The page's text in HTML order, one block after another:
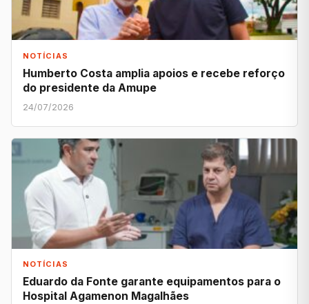
NOTÍCIAS
Humberto Costa amplia apoios e recebe reforço
do presidente da Amupe
24/07/2026
NOTÍCIAS
Eduardo da Fonte garante equipamentos para o
Hospital Agamenon Magalhães